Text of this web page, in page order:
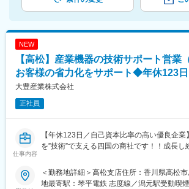
NEW
【高松】産業機器の技術サポート営
お客様の省力化をサポート◆年休123
大豊産業株式会社
正社員
仕事内容
【年休123日／自己資本比率の高い優良企業
を”技術”で支える四国の商社です！！成長
■業務概要：
＜勤務地詳細＞高松支店住所：香川県高松
地最寄駅：琴平電鉄 志度線／潟元駅受動喫